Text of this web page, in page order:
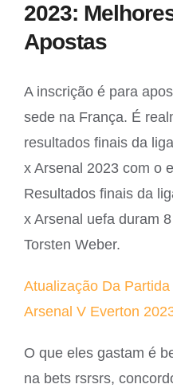
2023:
Apostas
A inscrição é para
sede na França. É
resultados finais da
x Arsenal 2023 com o
Resultados finais da
x Arsenal uefa duram
Torsten Weber.
Atualização Da
Arsenal V Everton
O que eles gastam é
na bets rsrsrs,